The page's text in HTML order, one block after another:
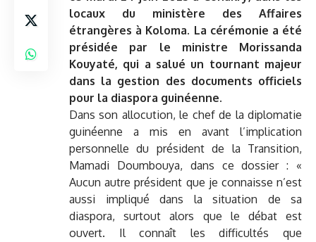
locaux du ministère des Affaires
étrangères à Koloma. La cérémonie a été
présidée par le ministre Morissanda
Kouyaté, qui a salué un tournant majeur
dans la gestion des documents officiels
pour la diaspora guinéenne.
Dans son allocution, le chef de la diplomatie
guinéenne a mis en avant l’implication
personnelle du président de la Transition,
Mamadi Doumbouya, dans ce dossier : «
Aucun autre président que je connaisse n’est
aussi impliqué dans la situation de sa
diaspora, surtout alors que le débat est
ouvert. Il connaît les difficultés que